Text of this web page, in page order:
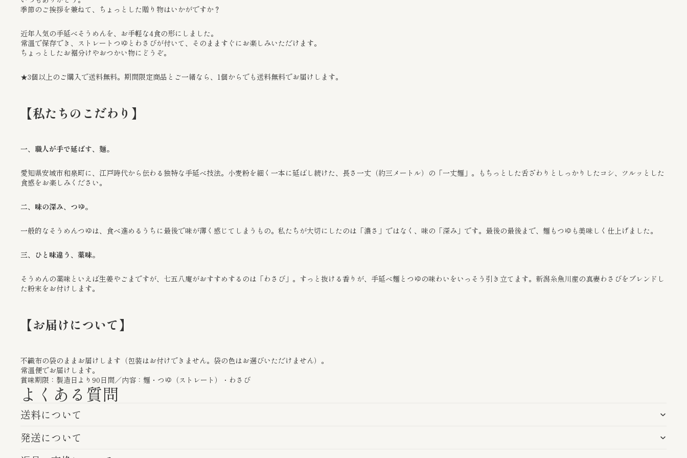
季節のご挨拶を兼ねて、ちょっとした贈り物はいかがですか？
近年人気の手延べそうめんを、お手軽な4食の形にしました。
常温で保存でき、ストレートつゆとわさびが付いて、そのまますぐにお楽しみいただけます。
ちょっとしたお裾分けやおつかい物にどうぞ。
★3個以上のご購入で送料無料。期間限定商品とご一緒なら、1個からでも送料無料でお届けします。
【私たちのこだわり】
一、職人が手で延ばす、麺。
愛知県安城市和泉町に、江戸時代から伝わる独特な手延べ技法。小麦粉を細く一本に延ばし続けた、長さ一丈（約三メートル）の「一丈麺」。もちっとした舌ざわりとしっかりしたコシ、ツルッとした
食感をお楽しみください。
二、味の深み、つゆ。
一般的なそうめんつゆは、食べ進めるうちに最後で味が薄く感じてしまうもの。私たちが大切にしたのは「濃さ」ではなく、味の「深み」です。最後の最後まで、麺もつゆも美味しく仕上げました。
三、ひと味違う、薬味。
そうめんの薬味といえば生姜やごまですが、七五八庵がおすすめするのは「わさび」。すっと抜ける香りが、手延べ麺とつゆの味わいをいっそう引き立てます。新潟糸魚川産の真妻わさびをブレンドし
た粉末をお付けします。
【お届けについて】
不織布の袋のままお届けします（包装はお付けできません。袋の色はお選びいただけません）。
常温便でお届けします。
賞味期限：製造日より90日間／内容：麺・つゆ（ストレート）・わさび
よくある質問
送料について
発送について